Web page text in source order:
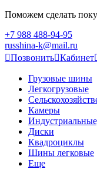
Поможем сделать
+7 988 488-94-95
russhina-k@mail.ru
Позвонить Кабинет
Грузовые шины
Легкогрузовые
Камеры
Диски
Квадроциклы
Шины легковые
Еще